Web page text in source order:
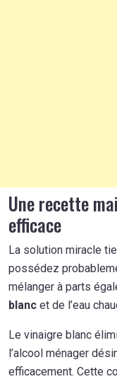
Une recette
efficace
La solution miracle
possédez
mélanger à parts
blanc et de l’eau
Le vinaigre blanc
l’alcool ménager
efficacement. Cette